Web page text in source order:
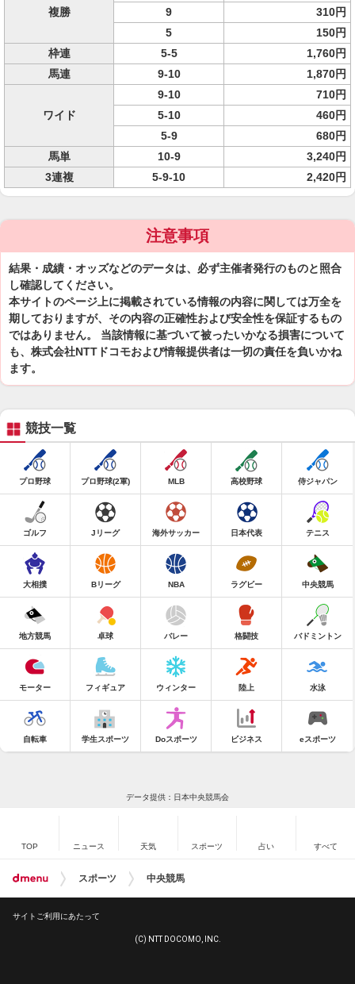
複勝
9
310円
5
150円
枠連
5-5
1,760円
馬連
9-10 1,870円
ワイド
9-10
710円
5-10
460円
5-9
680円
馬単
10-9
3,240円
3連複
5-9-10 2,420円
注意事項
結果・成績・オッズなどのデータは、必ず主催者発行のものと照合
し確認してください。
本サイトのページ上に掲載されている情報の内容に関しては万全を
期しておりますが、その内容の正確性および安全性を保証するもの
ではありません。 当該情報に基づいて被ったいかなる損害について
も、株式会社NTTドコモおよび情報提供者は一切の責任を負いかね
ます。
競技一覧
プロ野球 プロ野球(2軍) MLB 高校野球 侍ジャパン
ゴルフ Jリーグ 海外サッカー 日本代表 テニス
大相撲 Bリーグ NBA ラグビー 中央競馬
地方競馬 卓球 バレー 格闘技 バドミントン
モーター フィギュア ウィンター 陸上 水泳
自転車 学生スポーツ Doスポーツ ビジネス eスポーツ
データ提供：日本中央競馬会
TOP ニュース 天気 スポーツ 占い すべて
スポーツ 中央競馬
サイトご利用にあたって
(C) NTT DOCOMO, INC.